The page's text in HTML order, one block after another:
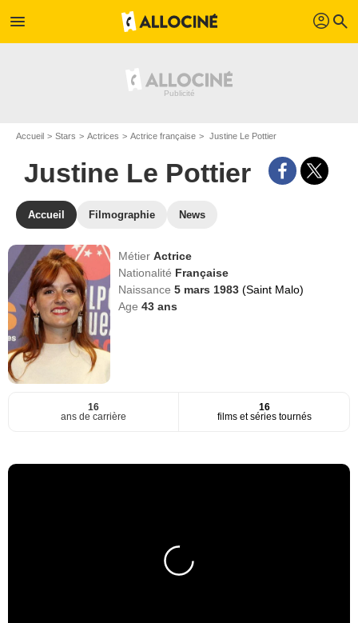
menu profil search
Accueil Stars Actrices Actrice française Justine Le Pottier
Justine Le Pottier
Accueil Filmographie News
MétierActrice
Nationalité Française
Naissance5 mars 1983(Saint Malo)
Age43 ans
16
ans de carrière
16
films et séries tournés